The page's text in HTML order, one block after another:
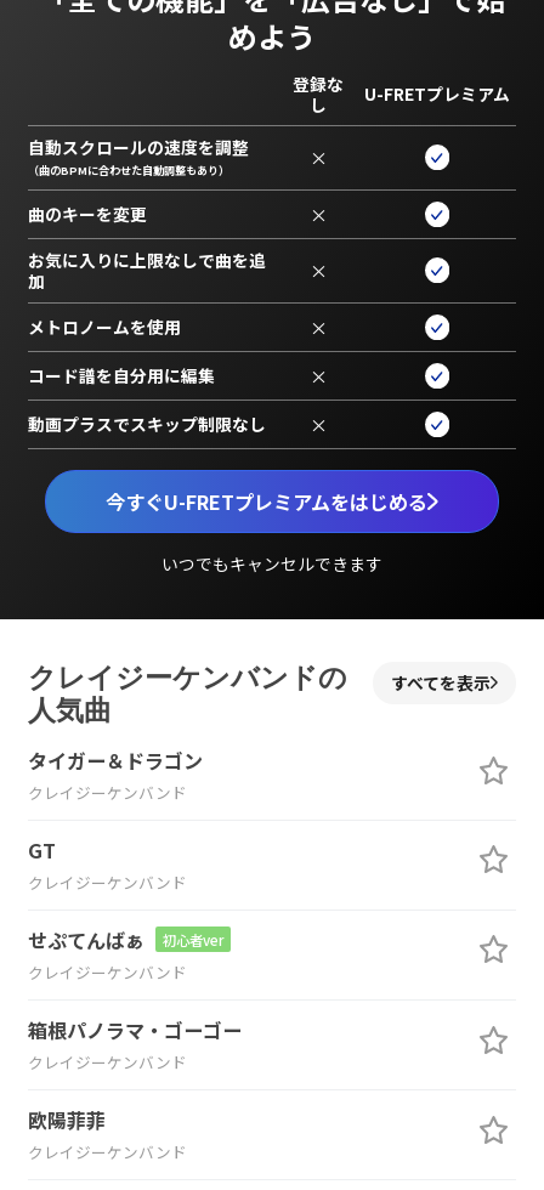
めよう
今すぐU-FRETプレミアムをはじめる
いつでもキャンセルできます
登録な
し
U-FRETプレミアム
自動スクロールの速度を調整
（曲のBPMに合わせた自動調整もあり） ×
曲のキーを変更 ×
お気に入りに上限なしで曲を追
加
×
メトロノームを使用 ×
コード譜を自分用に編集 ×
動画プラスでスキップ制限なし ×
クレイジーケンバンドの
人気曲
すべてを表示
タイガー＆ドラゴン
クレイジーケンバンド
GT
クレイジーケンバンド
せぷてんばぁ 初心者ver
クレイジーケンバンド
箱根パノラマ・ゴーゴー
クレイジーケンバンド
欧陽菲菲
クレイジーケンバンド